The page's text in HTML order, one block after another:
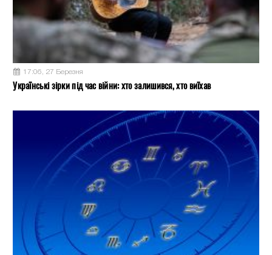
17:06, 27 Березня
Українські зірки під час війни: хто залишився, хто виїхав